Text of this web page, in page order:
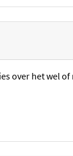
over het wel